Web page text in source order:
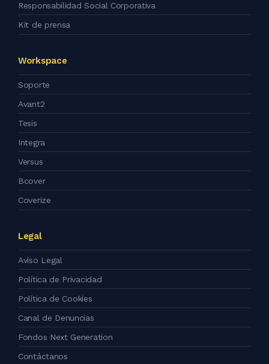
Responsabilidad Social Corporativa
Kit de prensa
Workspace
Soporte
Avant2
Tesis
Integra
Versus
Bcover
Coverize
Legal
Aviso Legal
Política de Privacidad
Política de Cookies
Canal de Denuncias
Fondos Next Generation
Contáctanos